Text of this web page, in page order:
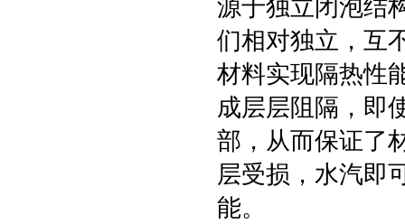
源于独立闭泡结
们相对独立，互
材料实现隔热性
成层层阻隔，即
部，从而保证了
层受损，水汽即
能。